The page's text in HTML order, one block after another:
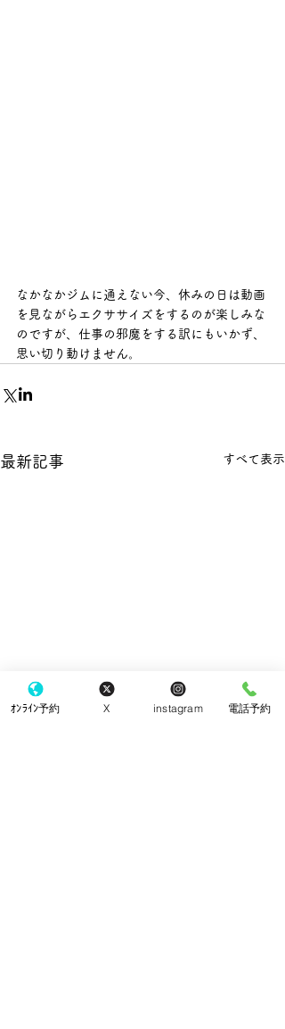
なかなかジムに通えない今、休みの日は動画
を見ながらエクササイズをするのが楽しみな
のですが、仕事の邪魔をする訳にもいかず、
思い切り動けません。
最新記事 すべて表示
ｵﾝﾗｲﾝ予約 X instagram 電話予約